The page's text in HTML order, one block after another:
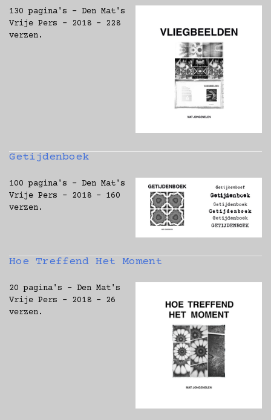
130 pagina's - Den Mat's
Vrije Pers - 2018 - 228
verzen.
Getijdenboek
100 pagina's - Den Mat's
Vrije Pers - 2018 - 160
verzen.
Hoe Treffend Het Moment
20 pagina's - Den Mat's
Vrije Pers - 2018 - 26
verzen.